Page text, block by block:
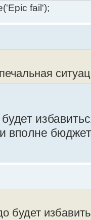
fail');
вполне
будет